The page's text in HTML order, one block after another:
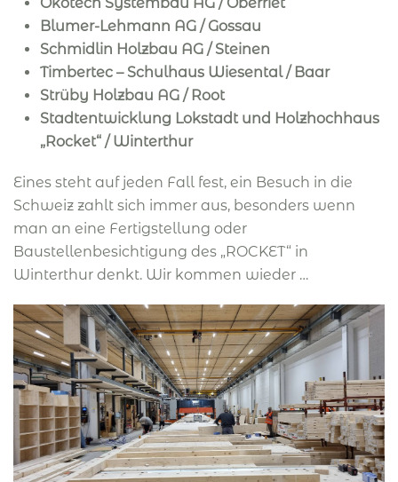
Blumer-Lehmann AG / Gossau
Schmidlin Holzbau AG / Steinen
Timbertec – Schulhaus Wiesental / Baar
Strüby Holzbau AG / Root
Stadtentwicklung Lokstadt und Holzhochhaus
„Rocket“ / Winterthur
Eines steht auf jeden Fall fest, ein Besuch in die
Schweiz zahlt sich immer aus, besonders wenn
man an eine Fertigstellung oder
Baustellenbesichtigung des „ROCKET“ in
Winterthur denkt. Wir kommen wieder …